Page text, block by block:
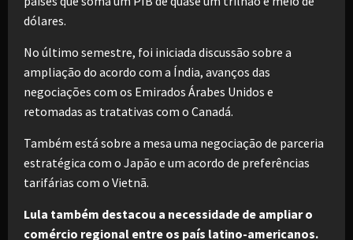
dólares.
No último semestre, foi iniciada discussão sobre a
ampliação do acordo com a Índia, avanços das
negociações com os Emirados Árabes Unidos e
retomadas as tratativas com o Canadá.
Também está sobre a mesa uma negociação de parceria
estratégica com o Japão e um acordo de preferências
tarifárias com o Vietnã.
Lula também destacou a necessidade de ampliar o
comércio regional entre os país latino-americanos.